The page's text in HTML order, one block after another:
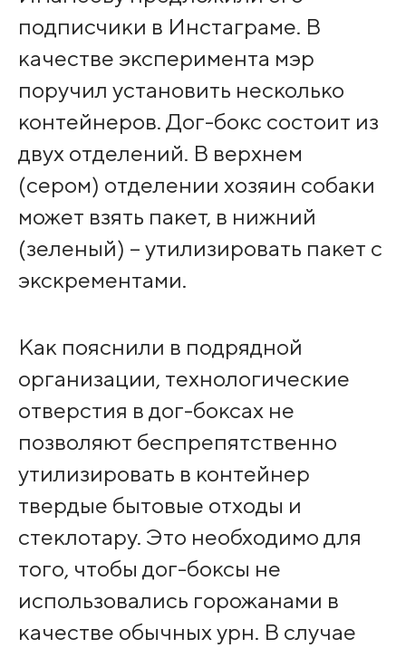
подписчики в Инстаграме. В
качестве эксперимента мэр
поручил установить несколько
контейнеров. Дог-бокс состоит из
двух отделений. В верхнем
(сером) отделении хозяин собаки
может взять пакет, в нижний
(зеленый) – утилизировать пакет с
экскрементами.
Как пояснили в подрядной
организации, технологические
отверстия в дог-боксах не
позволяют беспрепятственно
утилизировать в контейнер
твердые бытовые отходы и
стеклотару. Это необходимо для
того, чтобы дог-боксы не
использовались горожанами в
качестве обычных урн. В случае